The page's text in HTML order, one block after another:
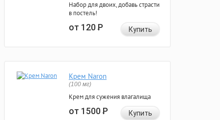
Набор для двоих, добавь страсти
в постель!
от 120Р Купить
Крем Naron
(100 мг)
Крем для сужения влагалища
от 1500Р Купить